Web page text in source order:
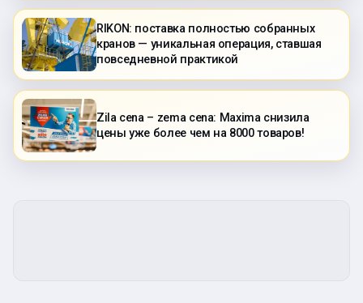
RIKON: поставка полностью собранных
кранов — уникальная операция, ставшая
повседневной практикой
Zila cena – zema cena: Maxima снизила
цены уже более чем на 8000 товаров!